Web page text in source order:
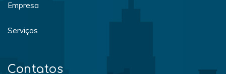
Empresa
Serviços
Contatos